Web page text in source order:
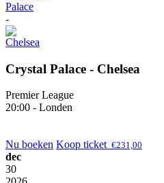
-
Crystal Palace - Chelsea
Premier League
20:00 - Londen
Nu boeken Koop ticket €231,00
dec
30